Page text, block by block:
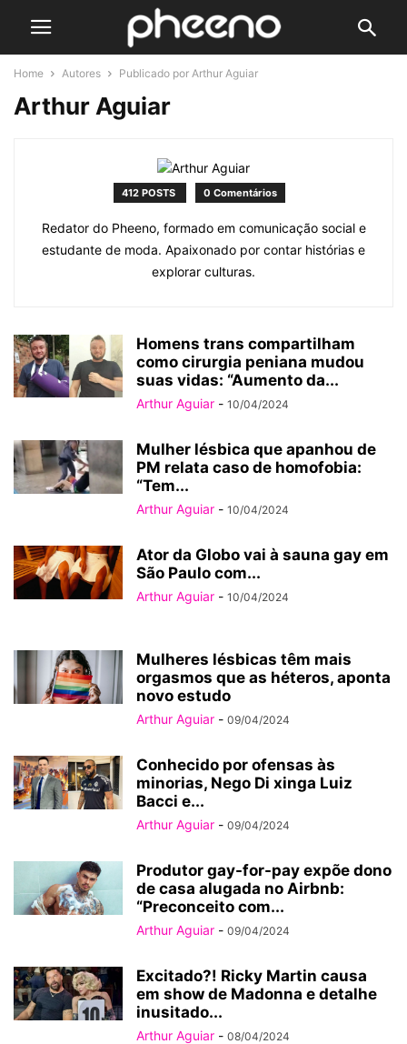
Home Autores Publicado por Arthur Aguiar
Arthur Aguiar
412 POSTS 0 Comentários
Redator do Pheeno, formado em comunicação social e
estudante de moda. Apaixonado por contar histórias e
explorar culturas.
Homens trans compartilham
como cirurgia peniana mudou
suas vidas: “Aumento da...
Arthur Aguiar - 10/04/2024
Mulher lésbica que apanhou de
PM relata caso de homofobia:
“Tem...
Arthur Aguiar - 10/04/2024
Ator da Globo vai à sauna gay em
São Paulo com...
Arthur Aguiar - 10/04/2024
Mulheres lésbicas têm mais
orgasmos que as héteros, aponta
novo estudo
Arthur Aguiar - 09/04/2024
Conhecido por ofensas às
minorias, Nego Di xinga Luiz
Bacci e...
Arthur Aguiar - 09/04/2024
Produtor gay-for-pay expõe dono
de casa alugada no Airbnb:
“Preconceito com...
Arthur Aguiar - 09/04/2024
Excitado?! Ricky Martin causa
em show de Madonna e detalhe
inusitado...
Arthur Aguiar - 08/04/2024